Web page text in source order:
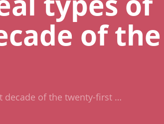
of the
decade of the twenty-first …